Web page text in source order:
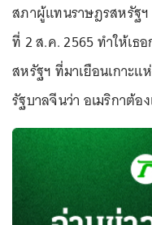
สภาผู้แทนราษฎรสหรัฐฯ
ที่ 2 ส.ค. 2565 ทำให้เธ
สหรัฐฯ ที่มาเยือนเกาะแ
รัฐบาลจีนว่า อเมริกาต้